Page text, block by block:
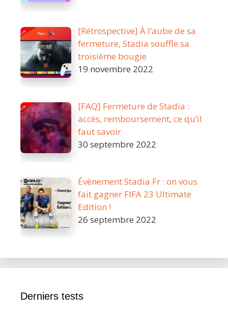
[Rétrospective] À l’aube de sa
fermeture, Stadia souffle sa
troisième bougie
19 novembre 2022
[FAQ] Fermeture de Stadia :
accès, remboursement, ce qu’il
faut savoir
30 septembre 2022
Évènement Stadia Fr : on vous
fait gagner FIFA 23 Ultimate
Edition !
26 septembre 2022
Derniers tests